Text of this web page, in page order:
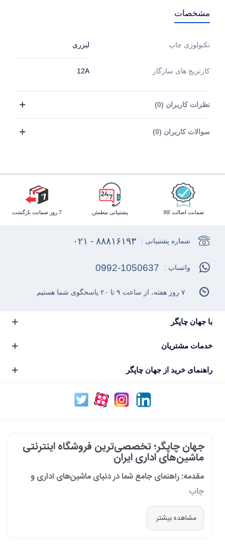
مشخصات
تکنولوژی چاپ لیزری
کارتریج های سازگار 12A
نظرات کاربران (0)
سوالات کاربران (0)
ضمانت اصالت کالا پشتیبانی مطمئن 7 روز ضمانت بازگشت
با جهان چاپگر
خدمات مشتریان
راهنمای خرید از جهان چاپگر
شماره پشتیبانی : ۸۸۸۱۶۱۹۳ - ۰۲۱
واتساپ : 0992-1050637
۷ روز هفته، از ساعت ۹ تا ۲۰ پاسخگوی شما هستیم
جهان چاپگر؛ تخصصی‌ترین فروشگاه اینترنتی
ماشین‌های اداری ایران
مقدمه: راهنمای جامع شما در دنیای ماشین‌های اداری و
چاپ
در دنیای پرشتاب امروز که کسب‌وکارها و سازمان‌ها برای افزایش بهره‌وری خود به
فناوری‌های نوین وابسته‌اند، دسترسی به ابزارهای کارآمد و قابل اعتماد یک
مشاهده بیشتر